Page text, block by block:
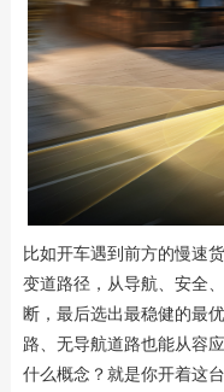
比如开车遇到前方的慢速
变道路径，从导航、安全
断，最后选出最稳健的最
路、无导航道路也能从容
什么概念？就是你开着这